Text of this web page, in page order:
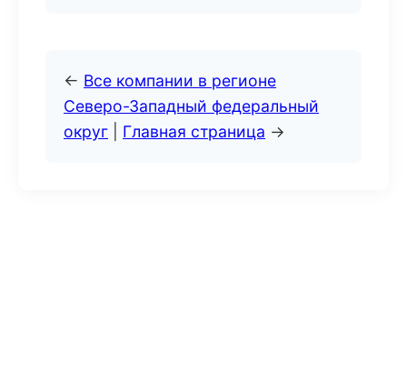
← Все компании в регионе
Северо-Западный федеральный
округ
Главная страница →